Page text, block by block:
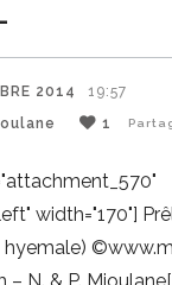
2014
19:57
1
width="170"]
hyemale)